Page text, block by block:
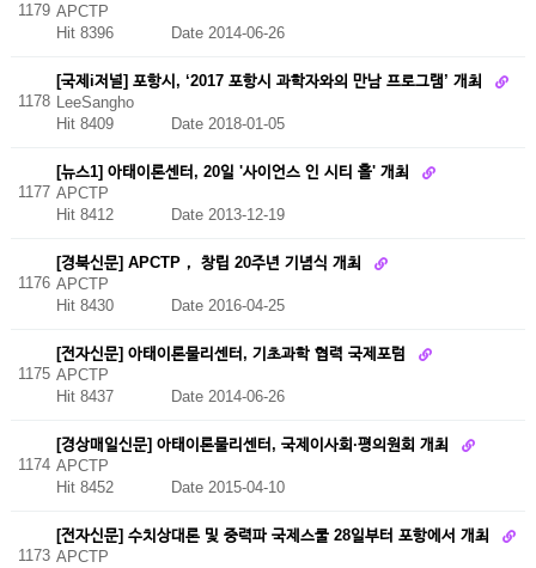
1179 APCTP
Hit 8396
Date 2014-06-26
1178
[국제i저널] 포항시, ‘2017 포항시 과학자와의 만남 프로그램’ 개최
LeeSangho
Hit 8409
Date 2018-01-05
1177
[뉴스1] 아태이론센터, 20일 '사이언스 인 시티 홀' 개최
APCTP
Hit 8412
Date 2013-12-19
1176
[경북신문] APCTP， 창립 20주년 기념식 개최
APCTP
Hit 8430
Date 2016-04-25
1175
[전자신문] 아태이론물리센터, 기초과학 협력 국제포럼
APCTP
Hit 8437
Date 2014-06-26
1174
[경상매일신문] 아태이론물리센터, 국제이사회·평의원회 개최
APCTP
Hit 8452
Date 2015-04-10
1173
[전자신문] 수치상대론 및 중력파 국제스쿨 28일부터 포항에서 개최
APCTP